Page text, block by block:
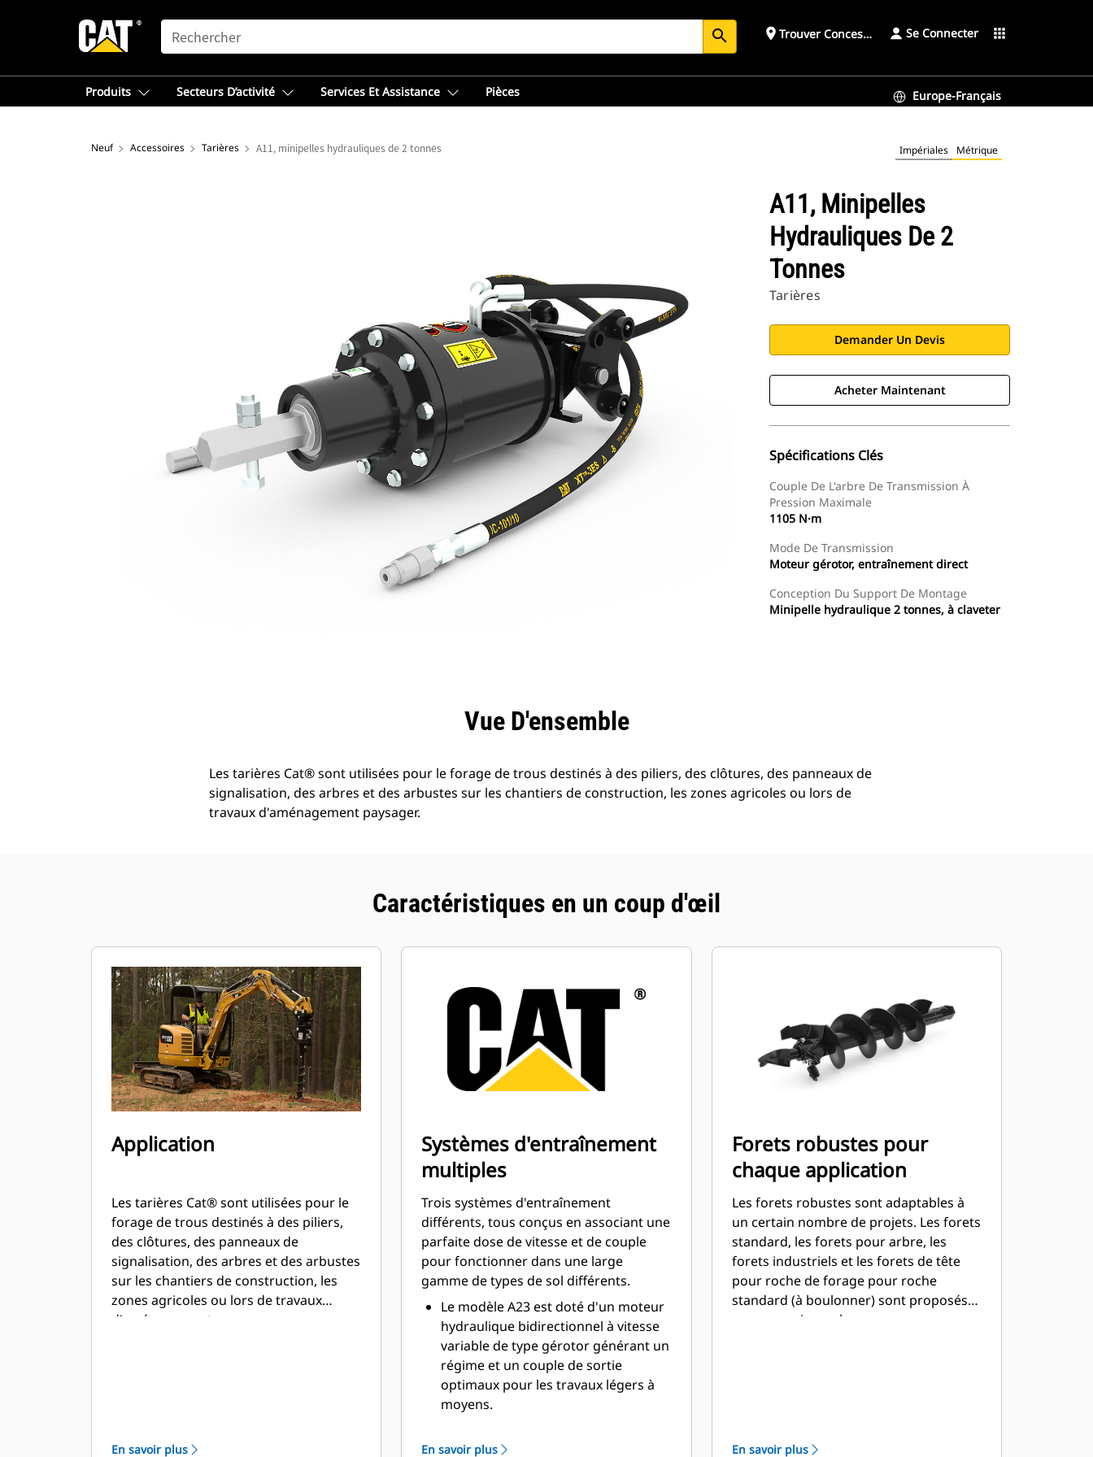
SEARCH search place Trouver ConcessionnaireSe Connecter apps
Produits Secteurs D’activité Services Et Assistance Pièces Europe-Français
Neuf Accessoires Tarières A11, minipelles hydrauliques de 2 tonnes Impériales Métrique
A11, Minipelles
Hydrauliques De 2
Tonnes
Tarières
Demander Un Devis
Acheter Maintenant
Spécifications Clés
Couple De L'arbre De Transmission À
Pression Maximale
1105 N·m
Mode De Transmission
Moteur gérotor, entraînement direct
Conception Du Support De Montage
Minipelle hydraulique 2 tonnes, à claveter
Vue D'ensemble
Les tarières Cat® sont utilisées pour le forage de trous destinés à des piliers, des clôtures, des panneaux de
signalisation, des arbres et des arbustes sur les chantiers de construction, les zones agricoles ou lors de
travaux d'aménagement paysager.
Caractéristiques en un coup d'œil
Application
Les tarières Cat® sont utilisées pour le
forage de trous destinés à des piliers,
des clôtures, des panneaux de
signalisation, des arbres et des arbustes
sur les chantiers de construction, les
zones agricoles ou lors de travaux
d'aménagement paysager.
En savoir plus
Systèmes d'entraînement
multiples
Trois systèmes d'entraînement
différents, tous conçus en associant une
parfaite dose de vitesse et de couple
pour fonctionner dans une large
gamme de types de sol différents.
Le modèle A23 est doté d'un moteur
hydraulique bidirectionnel à vitesse
variable de type gérotor générant un
régime et un couple de sortie
optimaux pour les travaux légers à
moyens.
hydraulique bidirectionnel à vitesse
En savoir plus
Forets robustes pour
chaque application
Les forets robustes sont adaptables à
un certain nombre de projets. Les forets
standard, les forets pour arbre, les
forets industriels et les forets de tête
pour roche de forage pour roche
standard (à boulonner) sont proposés
pour couvrir une large gamme
En savoir plus